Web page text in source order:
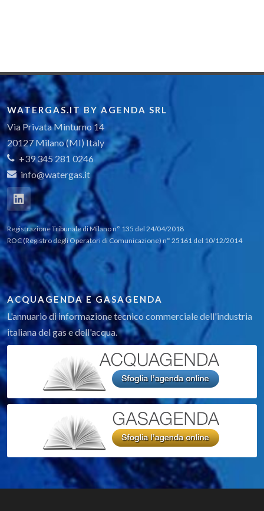
WATERGAS.IT BY AGENDA SRL
Via Privata Minturno 14
20127 Milano (MI) Italy
+39 345 281 0246
info@watergas.it
Registrazione Tribunale di Milano n° 135 del 24/04/2018
ROC (Registro degli Operatori di Comunicazione) n° 25161 del 10/12/2014
ACQUAGENDA E GASAGENDA
L'annuario di informazione tecnico commerciale dell'industria
italiana del gas e dell'acqua.